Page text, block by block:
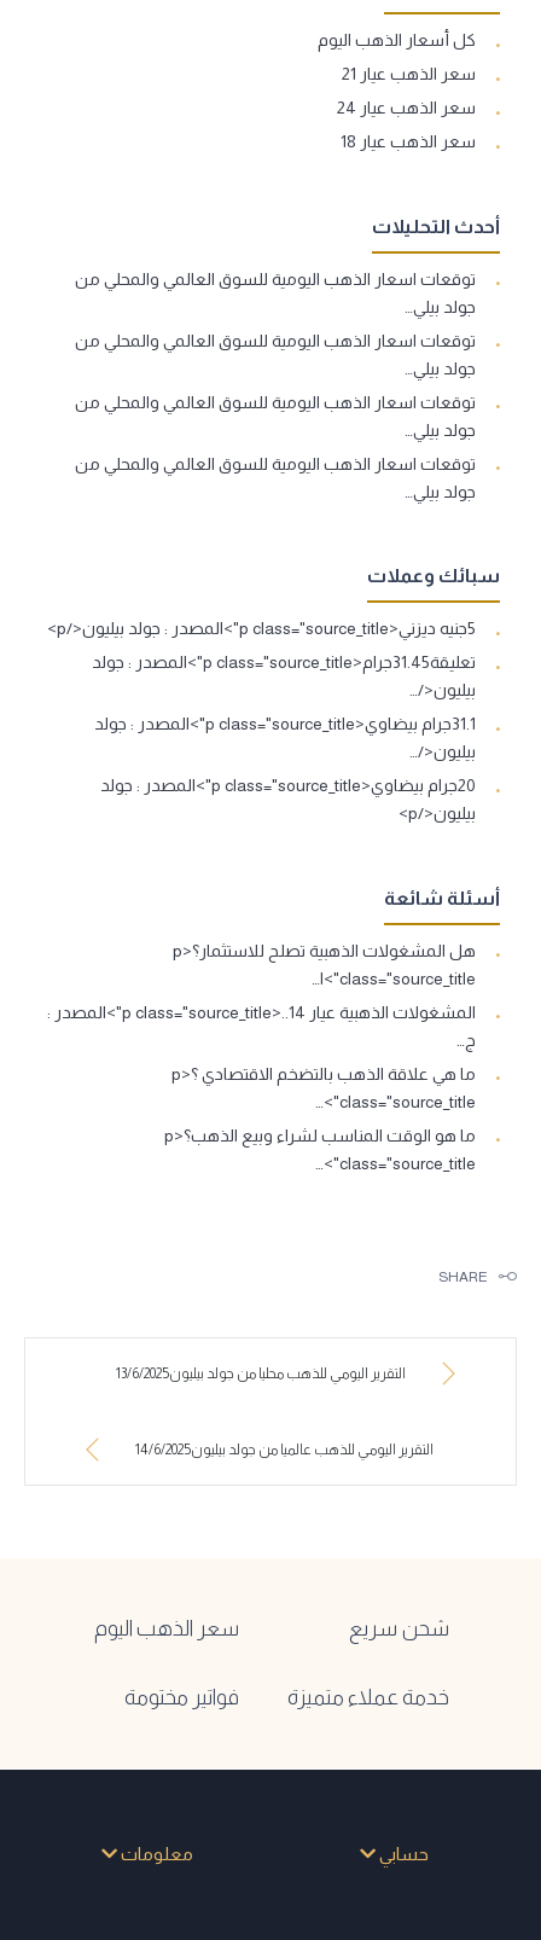
كل أسعار الذهب اليوم
سعر الذهب عيار 21
سعر الذهب عيار 24
سعر الذهب عيار 18
أحدث التحليلات
توقعات اسعار الذهب اليومية للسوق العالمي والمحلي من
جولد بيلي…
توقعات اسعار الذهب اليومية للسوق العالمي والمحلي من
جولد بيلي…
توقعات اسعار الذهب اليومية للسوق العالمي والمحلي من
جولد بيلي…
توقعات اسعار الذهب اليومية للسوق العالمي والمحلي من
جولد بيلي…
سبائك وعملات
5جنيه ديزني<p class="source_title">المصدر : جولد بيليون</p>
تعليقة31.45جرام<p class="source_title">المصدر : جولد
بيليون</…
31.1جرام بيضاوي<p class="source_title">المصدر : جولد
بيليون</…
20جرام بيضاوي<p class="source_title">المصدر : جولد
بيليون</p>
أسئلة شائعة
هل المشغولات الذهبية تصلح للاستثمار؟<p
class="source_title">ا…
المشغولات الذهبية عيار 14..<p class="source_title">المصدر :
ج…
ما هي علاقة الذهب بالتضخم الاقتصادي ؟<p
class="source_title">…
ما هو الوقت المناسب لشراء وبيع الذهب؟<p
class="source_title">…
SHARE
التقرير اليومي للذهب محليا من جولد بيليون13/6/2025
التقرير اليومي للذهب عالميا من جولد بيليون14/6/2025
شحن سريع سعر الذهب اليوم
خدمة عملاء متميزة فواتير مختومة
حسابي معلومات